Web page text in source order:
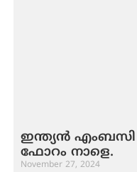
ഇന്ത്യൻ
ഫോറം നാളെ.
November 27, 2024